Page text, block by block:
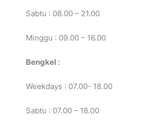
Sabtu : 08.00 – 21.00
Minggu : 09.00 – 16.00
Bengkel :
Weekdays : 07.00- 18.00
Sabtu : 07.00 – 18.00